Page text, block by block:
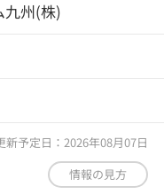
九州(株)
予定日：2026年08月07日
情報の見方